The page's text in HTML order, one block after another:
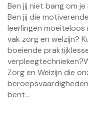
Ben jij niet bang om
Ben jij die
leerlingen
vak zorg en welzijn?
boeiende
Zorg en Welzijn die
bent...